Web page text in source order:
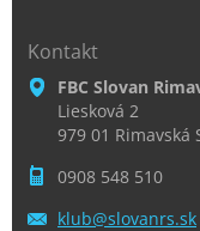
Kontakt
FBC Slovan
Liesková 2
979 01 Rimavská
0908 548 510
klub@slovanrs.sk